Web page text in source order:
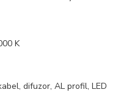
K
difuzor, AL profil, LED